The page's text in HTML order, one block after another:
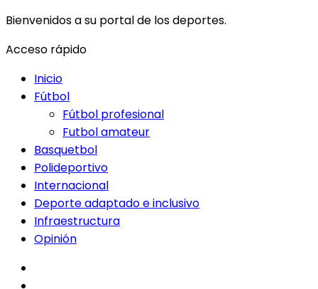
Bienvenidos a su portal de los deportes.
Acceso rápido
Inicio
Fútbol
Fútbol profesional
Futbol amateur
Basquetbol
Polideportivo
Internacional
Deporte adaptado e inclusivo
Infraestructura
Opinión